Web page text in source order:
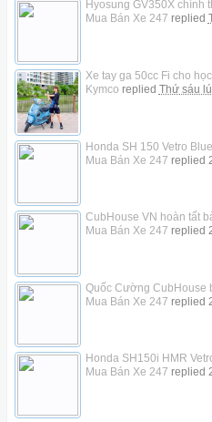
Hyosung GV350X chính
Mua Bán Xe 247 replied
Xe tay ga 50cc Fi cho
Kymco replied Thứ sáu
Honda SH 150 Vetro
Mua Bán Xe 247 replied
CubHouse VN hoàn tất
Mua Bán Xe 247 replied
Quốc Cường CubHouse
Mua Bán Xe 247 replied
Honda SH150i HMR
Mua Bán Xe 247 replied